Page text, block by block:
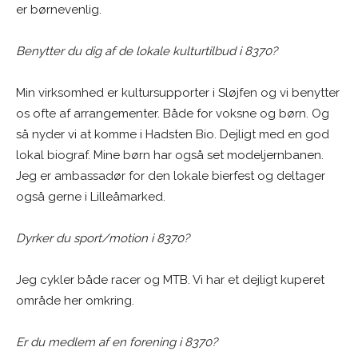
er børnevenlig.
Benytter du dig af de lokale kulturtilbud i 8370?
Min virksomhed er kultursupporter i Sløjfen og vi benytter
os ofte af arrangementer. Både for voksne og børn. Og
så nyder vi at komme i Hadsten Bio. Dejligt med en god
lokal biograf. Mine børn har også set modeljernbanen.
Jeg er ambassadør for den lokale bierfest og deltager
også gerne i Lilleåmarked.
Dyrker du sport/motion i 8370?
Jeg cykler både racer og MTB. Vi har et dejligt kuperet
område her omkring.
Er du medlem af en forening i 8370?